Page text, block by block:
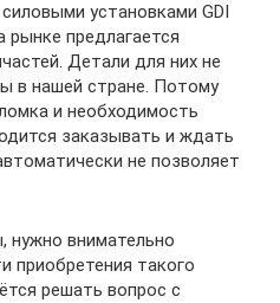
установками GDI
рынке предлагается
Детали для них не
в нашей стране. Потому
и необходимость
заказывать и ждать
не позволяет
нужно внимательно
приобретения такого
решать вопрос с